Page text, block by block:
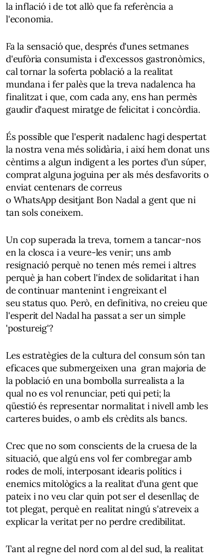
la inflació i de tot allò que fa referència a
l'economia.
Fa la sensació que, després d'unes setmanes
d'eufòria consumista i d'excessos gastronòmics,
cal tornar la soferta població a la realitat
mundana i fer palès que la treva nadalenca ha
finalitzat i que, com cada any, ens han permès
gaudir d'aquest miratge de felicitat i concòrdia.
És possible que l'esperit nadalenc hagi despertat
la nostra vena més solidària, i així hem donat uns
cèntims a algun indigent a les portes d'un súper,
comprat alguna joguina per als més desfavorits o
enviat centenars de correus
o WhatsApp desitjant Bon Nadal a gent que ni
tan sols coneixem.
Un cop superada la treva, tornem a tancar-nos
en la closca i a veure-les venir; uns amb
resignació perquè no tenen més remei i altres
perquè ja han cobert l'índex de solidaritat i han
de continuar mantenint i engreixant el
seu status quo. Però, en definitiva, no creieu que
l'esperit del Nadal ha passat a ser un simple
'postureig'?
Les estratègies de la cultura del consum són tan
eficaces que submergeixen una gran majoria de
la població en una bombolla surrealista a la
qual no es vol renunciar, peti qui peti; la
qüestió és representar normalitat i nivell amb les
carteres buides, o amb els crèdits als bancs.
Crec que no som conscients de la cruesa de la
situació, que algú ens vol fer combregar amb
rodes de molí, interposant idearis polítics i
enemics mitològics a la realitat d'una gent que
pateix i no veu clar quin pot ser el desenllaç de
tot plegat, perquè en realitat ningú s'atreveix a
explicar la veritat per no perdre credibilitat.
Tant al regne del nord com al del sud, la realitat